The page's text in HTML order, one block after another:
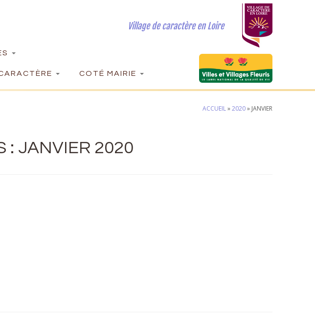
Village de caractère en Loire
COTÉ MAIRIE
ACCUEIL»2020» JANVIER
: JANVIER 2020